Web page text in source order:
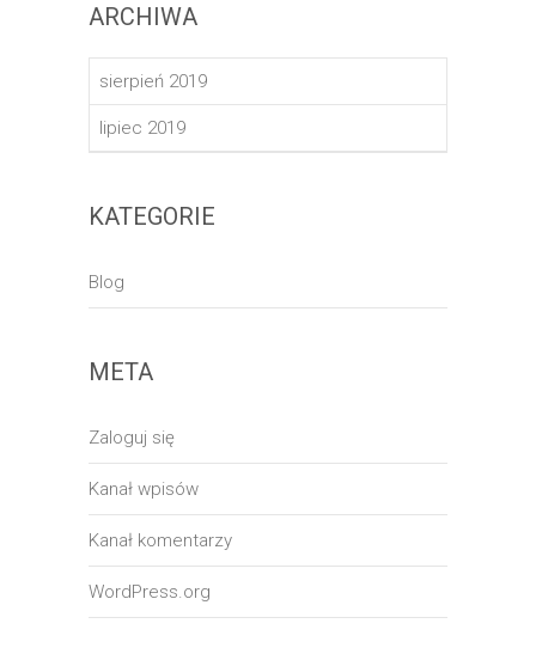
ARCHIWA
sierpień 2019
lipiec 2019
KATEGORIE
Blog
META
Zaloguj się
Kanał wpisów
Kanał komentarzy
WordPress.org